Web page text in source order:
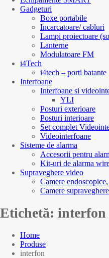
Gadgeturi
Boxe portabile
Incarcatoare/ cabluri
Lampi proiectoare
Lanterne
Modulatoare FM
i4Tech
i4tech – porti batante
Interfoane
Interfoane si
YLI
Posturi exterioare
Posturi interioare
Set complet
Videointerfoane
Sisteme de alarma
Accesorii pentru
Kit-uri de alarma
Supraveghere video
Camere
Camere
Etichetă: interfon
Home
Produse
interfon